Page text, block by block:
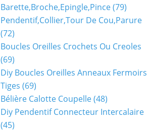
Barette,broche,epingle,pince(79)
Pendentif,collier,tour De Cou,parure
(72)
Boucles Oreilles Crochets Ou Creoles
(69)
Diy Boucles Oreilles Anneaux Fermoirs
Tiges (69)
Bélière Calotte Coupelle(48)
Diy Pendentif Connecteur Intercalaire
(45)